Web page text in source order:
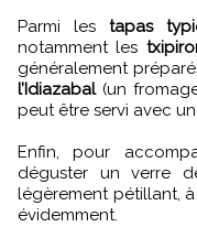
Parmi les tapas
notamment les
généralement
l’Idiazabal (un
peut être servi avec
Enfin, pour
déguster un verre
légèrement pétillant,
évidemment.